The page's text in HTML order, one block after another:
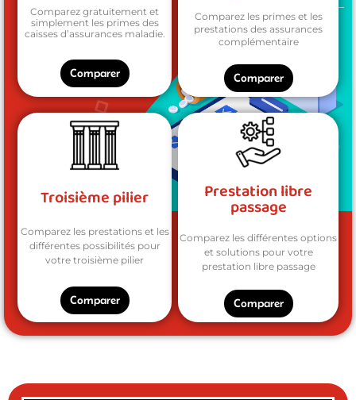
Comparez gratuitement et
simplement les primes des
caisses d’assurances maladie.
Comparer
Comparez les primes et les
prestations des assurances
complémentaire
Comparer
Troisième pilier
Comparez les prestations et les
différentes possibilités pour
votre troisième pilier
Comparer
Prestation libre
passage
Comparez les différentes options
et solutions pour votre
prestation libre passage
Comparer